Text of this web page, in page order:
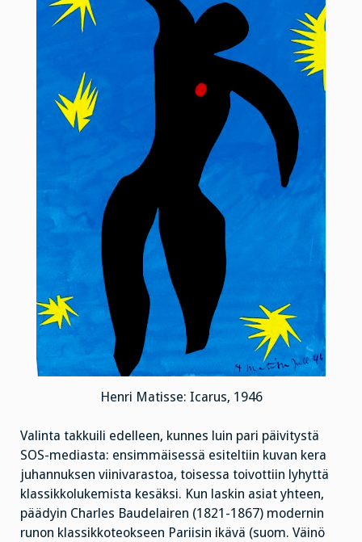
Henri Matisse: Icarus, 1946
Valinta takkuili edelleen, kunnes luin pari päivitystä
SOS-mediasta: ensimmäisessä esiteltiin kuvan kera
juhannuksen viinivarastoa, toisessa toivottiin lyhyttä
klassikkolukemista kesäksi. Kun laskin asiat yhteen,
päädyin Charles Baudelairen (1821-1867) modernin
runon klassikkoteokseen Pariisin ikävä (suom. Väinö